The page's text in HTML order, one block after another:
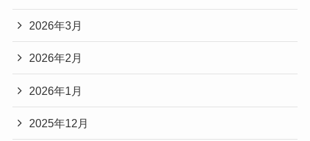
2026年3月
2026年2月
2026年1月
2025年12月